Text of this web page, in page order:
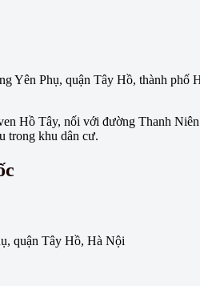
Yên Phụ, quận Tây Hồ, thành
Hồ Tây, nối với đường Thanh
trong khu dân cư.
quận Tây Hồ, Hà Nội